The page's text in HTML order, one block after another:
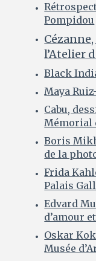
Pompidou
l’Atelier
Black
Maya
Cabu,
Mémorial
Boris
de la
Frida
Palais
Edvard
d’amour
Oskar
Musée